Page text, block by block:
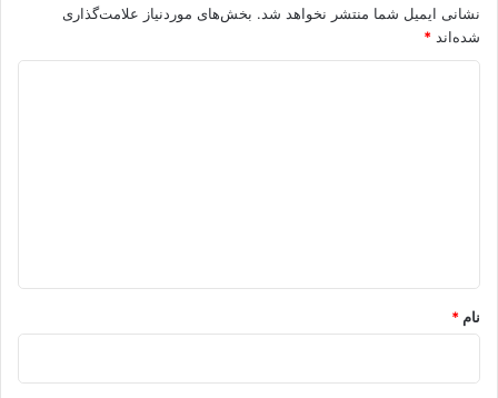
نشانی ایمیل شما منتشر نخواهد شد. بخش‌های موردنیاز علامت‌گذاری
شده‌اند *
نام *